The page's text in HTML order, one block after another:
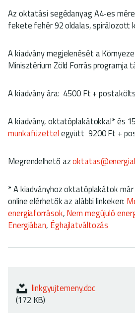
Az oktatási segédanyag A4-es
fekete fehér 92 oldalas, spirálozott
A kiadvány megjelenését a
Minisztérium Zöld Forrás programja
A kiadvány ára: 4500 Ft +
A kiadvány, oktatóplakátokkal* és
munkafüzettel együtt 9200 Ft +
Megrendelhető az
* A kiadványhoz oktatóplakátok
online elérhetők az alábbi linkeken:
energiaforrások, Nem megújuló
Energiában, Éghajlatváltozás
linkgyujtemeny.doc
(172 KB)